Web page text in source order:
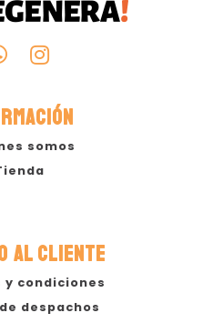
somos
AL CLIENTE
y condiciones
despachos